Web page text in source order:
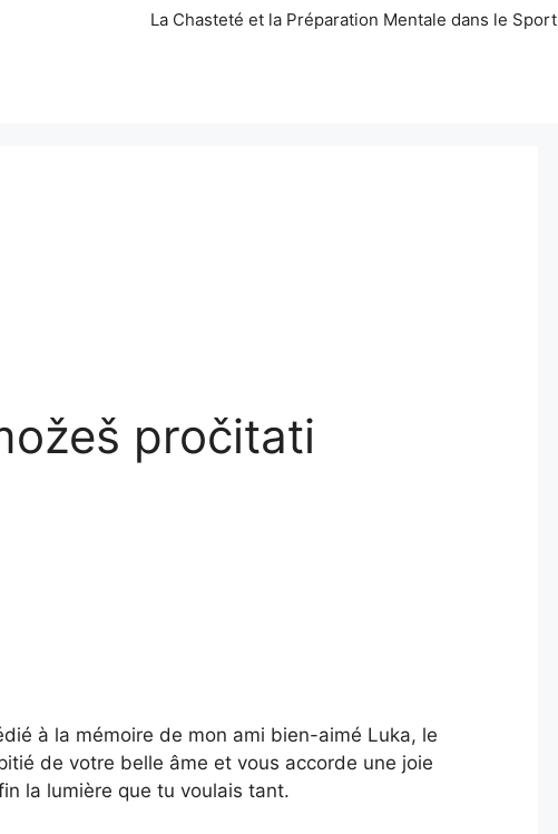
La Chasteté et la Préparation Mentale dans le Sport
pročitati
à la mémoire de mon ami bien-aimé Luka, le
de votre belle âme et vous accorde une joie
la lumière que tu voulais tant.